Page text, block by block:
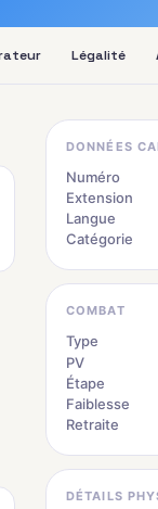
Légalité
DONNÉES
Numéro
Extension
Langue
Catégorie
COMBAT
Type
PV
Étape
Faiblesse
Retraite
DÉTAILS